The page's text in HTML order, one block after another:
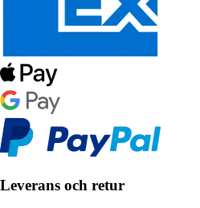
Leverans och retur